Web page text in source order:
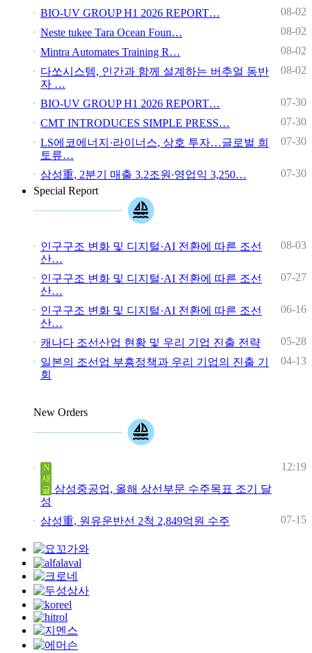
BIO-UV GROUP H1 2026 REPORT…
08-02
Neste tukee Tara Ocean Foun…
08-02
Mintra Automates Training R…
08-02
다쏘시스템, 인간과 함께 설계하는 버추얼 동반
자 …
08-02
BIO-UV GROUP H1 2026 REPORT…
07-30
CMT INTRODUCES SIMPLE PRESS…
07-30
LS에코에너지·라이너스, 상호 투자…글로벌 희
토류…
07-30
삼성重, 2분기 매출 3.2조원∙영업익 3,250…
07-30
Special Report
인구구조 변화 및 디지털·AI 전환에 따른 조선
산…
08-03
인구구조 변화 및 디지털·AI 전환에 따른 조선
산…
07-27
인구구조 변화 및 디지털·AI 전환에 따른 조선
산…
06-16
캐나다 조선산업 현황 및 우리 기업 진출 전략
05-28
일본의 조선업 부흥정책과 우리 기업의 진출 기
회
04-13
New Orders
N
새
글 삼성중공업, 올해 상선부문 수주목표 조기 달
성
12:19
삼성重, 원유운반선 2척 2,849억원 수주 07-15